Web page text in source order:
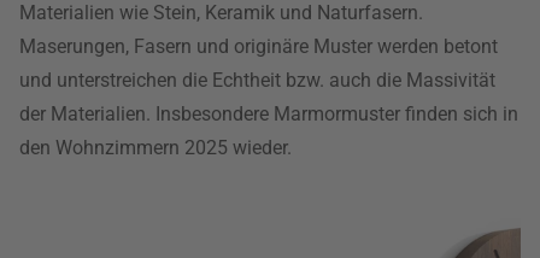
Materialien wie Stein, Keramik und Naturfasern.
Maserungen, Fasern und originäre Muster werden betont
und unterstreichen die Echtheit bzw. auch die Massivität
der Materialien. Insbesondere Marmormuster finden sich in
den Wohnzimmern 2025 wieder.